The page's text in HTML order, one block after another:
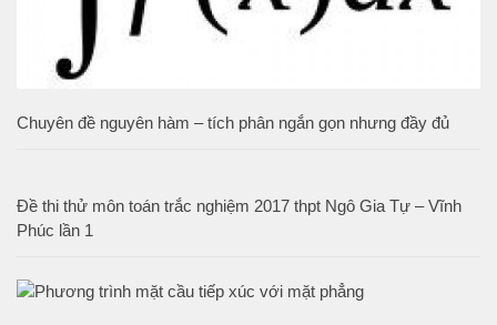
Chuyên đề nguyên hàm – tích phân ngắn gọn nhưng đầy đủ
Đề thi thử môn toán trắc nghiệm 2017 thpt Ngô Gia Tự – Vĩnh
Phúc lần 1